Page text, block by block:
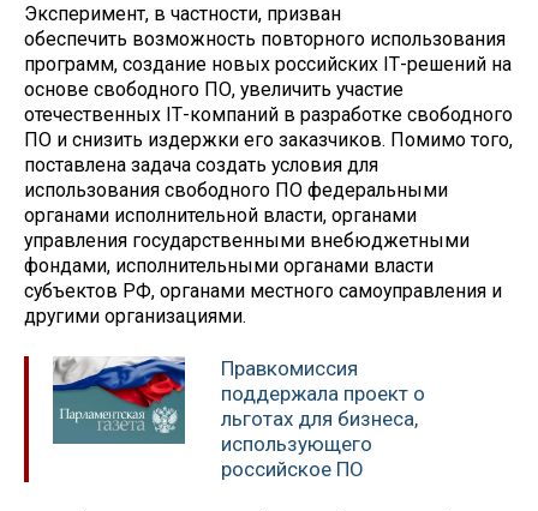
Эксперимент, в частности, призван
обеспечить возможность повторного использования
программ, создание новых российских IТ-решений на
основе свободного ПО, увеличить участие
отечественных IТ-компаний в разработке свободного
ПО и снизить издержки его заказчиков. Помимо того,
поставлена задача создать условия для
использования свободного ПО федеральными
органами исполнительной власти, органами
управления государственными внебюджетными
фондами, исполнительными органами власти
субъектов РФ, органами местного самоуправления и
другими организациями.
Правкомиссия
поддержала проект о
льготах для бизнеса,
использующего
российское ПО